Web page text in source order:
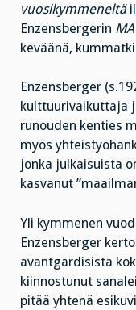
vuosikymmeneltä
Enzensbergerin
keväänä,
Enzensberger
kulttuurivaikuttaja
runouden kenties
myös
jonka julkaisuista
kasvanut
Yli kymmenen
Enzensberger
avantgardisista
kiinnostunut
pitää yhtenä